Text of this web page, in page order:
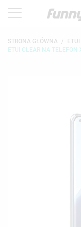
STRONA GŁÓWNA
ETUI CLEAR NA